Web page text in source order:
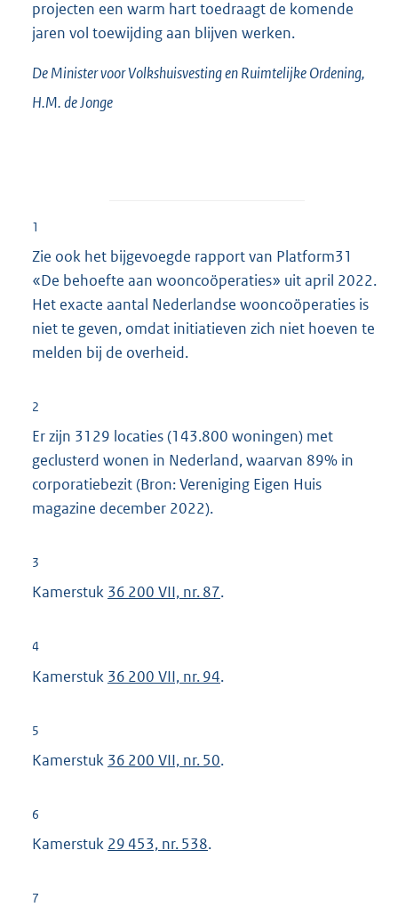
projecten een warm hart toedraagt de komende
jaren vol toewijding aan blijven werken.
De Minister voor Volkshuisvesting en Ruimtelijke Ordening,
H.M. deJonge
1
Zie ook het bijgevoegde rapport van Platform31
«De behoefte aan wooncoöperaties» uit april 2022.
Het exacte aantal Nederlandse wooncoöperaties is
niet te geven, omdat initiatieven zich niet hoeven te
melden bij de overheid.
2
Er zijn 3129 locaties (143.800 woningen) met
geclusterd wonen in Nederland, waarvan 89% in
corporatiebezit (Bron: Vereniging Eigen Huis
magazine december 2022).
3
Kamerstuk 36 200 VII, nr. 87.
4
Kamerstuk 36 200 VII, nr. 94.
5
Kamerstuk 36 200 VII, nr. 50.
6
Kamerstuk 29 453, nr. 538.
7